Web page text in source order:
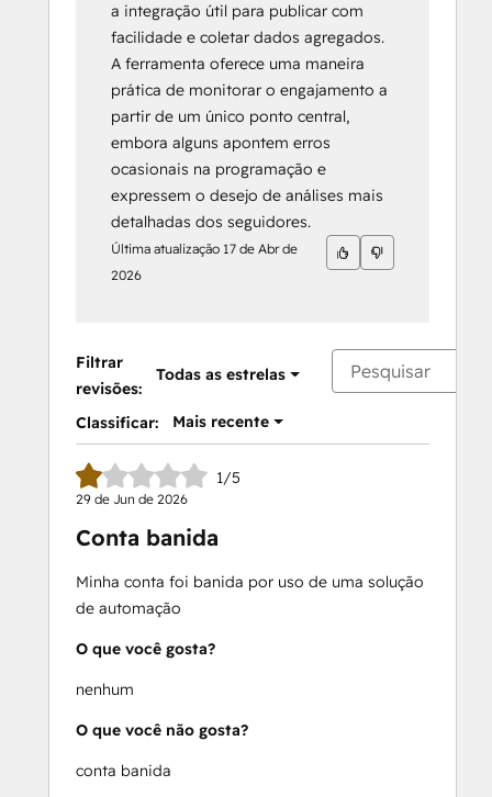
a integração útil para publicar com
facilidade e coletar dados agregados.
A ferramenta oferece uma maneira
prática de monitorar o engajamento a
partir de um único ponto central,
embora alguns apontem erros
ocasionais na programação e
expressem o desejo de análises mais
detalhadas dos seguidores.
Última atualização 17 de Abr de
2026
Filtrar
revisões:
Todas as estrelas
Classificar: Mais recente
1/5
29 de Jun de 2026
Conta banida
Minha conta foi banida por uso de uma solução
de automação
O que você gosta?
nenhum
O que você não gosta?
conta banida